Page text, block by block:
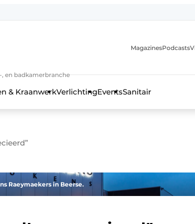
techniek in de keuken-, woon-, en
en badkamerbranche
MagazinesPodcasts
& KraanwerkVerlichtingEventsSanitair
Raeymaekers in Beerse.